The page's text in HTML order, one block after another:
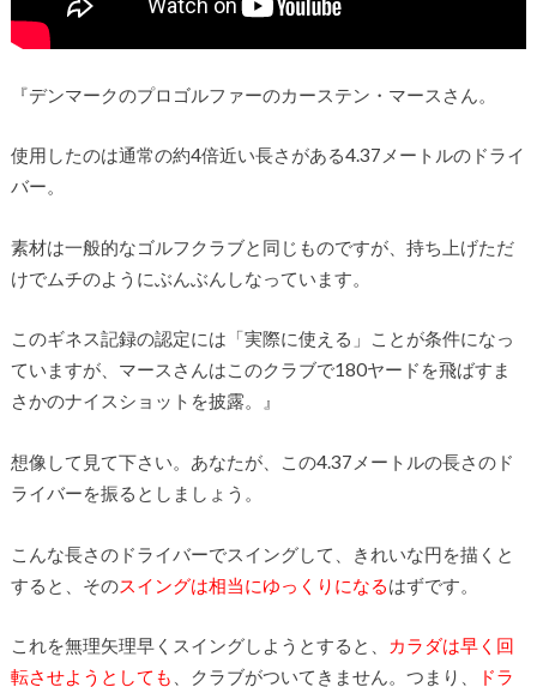
『デンマークのプロゴルファーのカーステン・マースさん。
使用したのは通常の約4倍近い長さがある4.37メートルのドライ
バー。
素材は一般的なゴルフクラブと同じものですが、持ち上げただ
けでムチのようにぶんぶんしなっています。
このギネス記録の認定には「実際に使える」ことが条件になっ
ていますが、マースさんはこのクラブで180ヤードを飛ばすま
さかのナイスショットを披露。』
想像して見て下さい。あなたが、この4.37メートルの長さのド
ライバーを振るとしましょう。
こんな長さのドライバーでスイングして、きれいな円を描くと
すると、そのスイングは相当にゆっくりになるはずです。
これを無理矢理早くスイングしようとすると、
カラダは早く回
転させようとしても
、クラブがついてきません。つまり、 ドラ